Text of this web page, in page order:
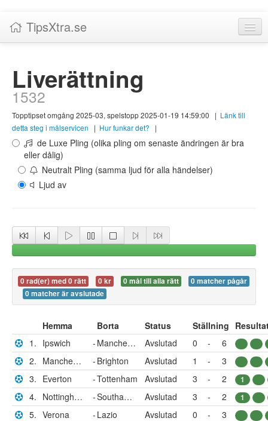
TipsXtra.se
Tabeller
Livescore!
Tipsförslag
Statistik
Liverättning
Om TipsXtra.se
Liverättning
1532
Topptipset omgång 2025-03, spelstopp 2025-01-19 14:59:00 | Länk till
detta steg i målservicen
| Hur funkar det? |
de Luxe Pling (olika pling om senaste ändringen är bra
eller dålig)
Neutralt Pling (samma ljud för alla händelser)
Ljud av
0 rad(er) med 0 rätt 0 kr 0 mål till alla rätt
0 matcher pågår
0 matcher är avslutade
Hemma Borta Status Ställning
1. Ipswich - Manchester City Avslutad 0 -
6
2.
Manchester United -Brighton Avslutad 1 -
3
3. Everton -Tottenham Avslutad 3 - 2 1
4. Nottingham - Southampton Avslutad 3 - 2 1
5. Verona -Lazio Avslutad 0 -
3